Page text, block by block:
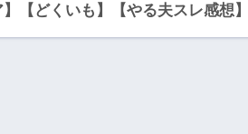
【どくいも】【やる夫スレ感想】